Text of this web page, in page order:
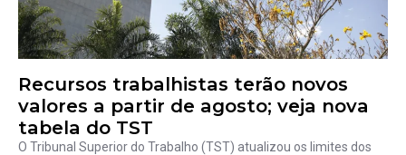
Recursos trabalhistas terão novos
valores a partir de agosto; veja nova
tabela do TST
O Tribunal Superior do Trabalho (TST) atualizou os limites dos